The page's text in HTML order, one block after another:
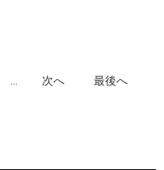
次へ 最後へ